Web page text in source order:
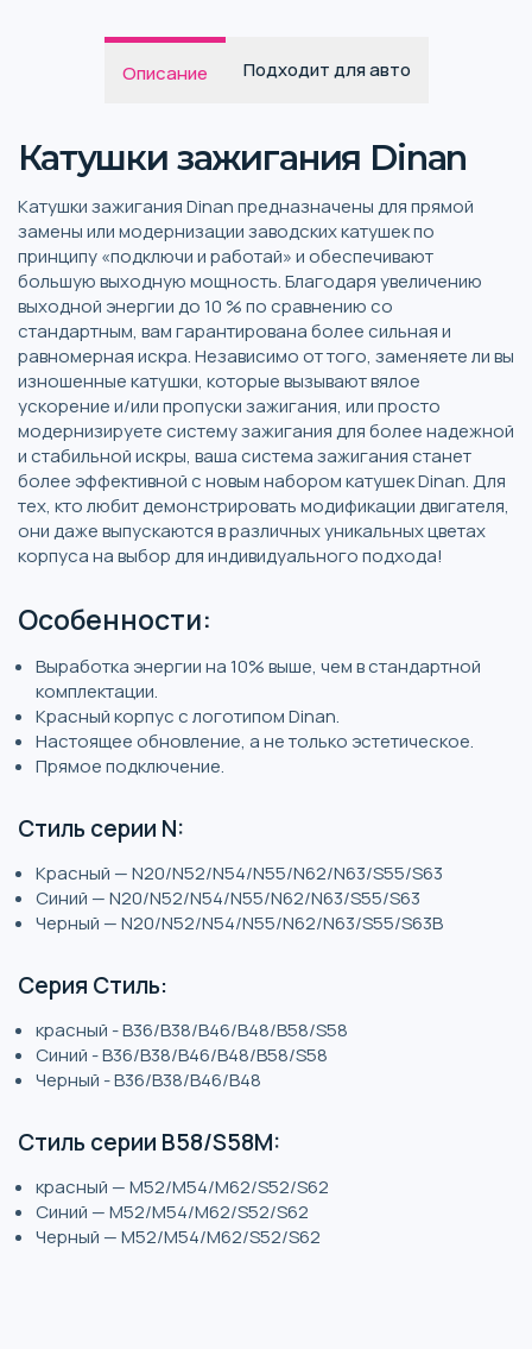
Описание Подходит для авто
Катушки зажигания Dinan
Катушки зажигания Dinan предназначены для прямой
замены или модернизации заводских катушек по
принципу «подключи и работай» и обеспечивают
большую выходную мощность. Благодаря увеличению
выходной энергии до 10 % по сравнению со
стандартным, вам гарантирована более сильная и
равномерная искра. Независимо от того, заменяете ли вы
изношенные катушки, которые вызывают вялое
ускорение и/или пропуски зажигания, или просто
модернизируете систему зажигания для более надежной
и стабильной искры, ваша система зажигания станет
более эффективной с новым набором катушек Dinan. Для
тех, кто любит демонстрировать модификации двигателя,
они даже выпускаются в различных уникальных цветах
корпуса на выбор для индивидуального подхода!
Особенности:
Выработка энергии на 10% выше, чем в стандартной
комплектации.
Красный корпус с логотипом Dinan.
Настоящее обновление, а не только эстетическое.
Прямое подключение.
Стиль серии N:
Красный — N20/N52/N54/N55/N62/N63/S55/S63
Синий — N20/N52/N54/N55/N62/N63/S55/S63
Черный — N20/N52/N54/N55/N62/N63/S55/S63B
Серия Стиль:
красный - B36/B38/B46/B48/B58/S58
Синий - B36/B38/B46/B48/B58/S58
Черный - B36/B38/B46/B48
Стиль серии B58/S58M:
красный — M52/M54/M62/S52/S62
Синий — M52/M54/M62/S52/S62
Черный — M52/M54/M62/S52/S62